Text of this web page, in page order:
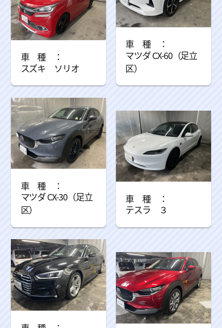
スズキ ソリオ
マツダ CX-60（足立
区）
マツダ CX-30（足立
区）
テスラ ３